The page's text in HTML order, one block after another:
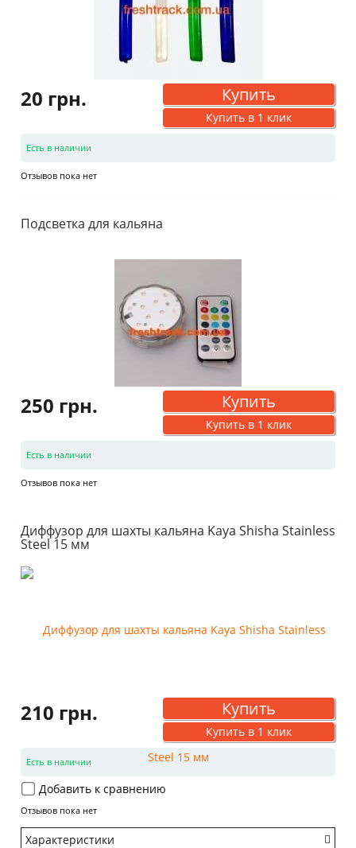
20 грн. Купить
Купить в 1 клик
Есть в наличии
Отзывов пока нет
Подсветка для кальяна
250 грн. Купить
Купить в 1 клик
Есть в наличии
Отзывов пока нет
Диффузор для шахты кальяна Kaya Shisha Stainless
Steel 15 мм
210 грн. Купить
Купить в 1 клик
Есть в наличии
Добавить к сравнению
Отзывов пока нет
Характеристики